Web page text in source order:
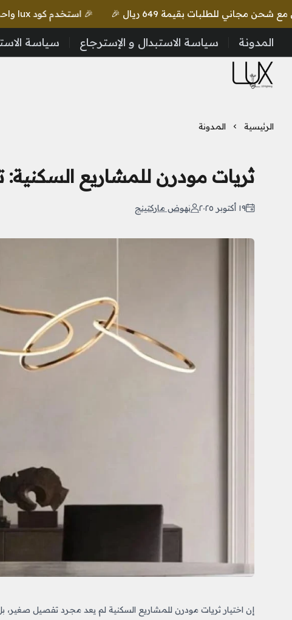
🎉 استخدم كود lux واحصل على خصم إضافي مع شحن مجاني للطلبات بقيمة 649 ريال 🎉
المدونة سياسة الاستبدال و الإسترجاع سياسة
LUX Lighting
الرئيسية المدونة
ثريات مودرن للمشاريع السكنية:
١٩ أكتوبر ٢٠٢٥ نهوض ماركتينج
إن اختيار ثريات مودرن للمشاريع السكنية لم يعد مجرد تفصيل